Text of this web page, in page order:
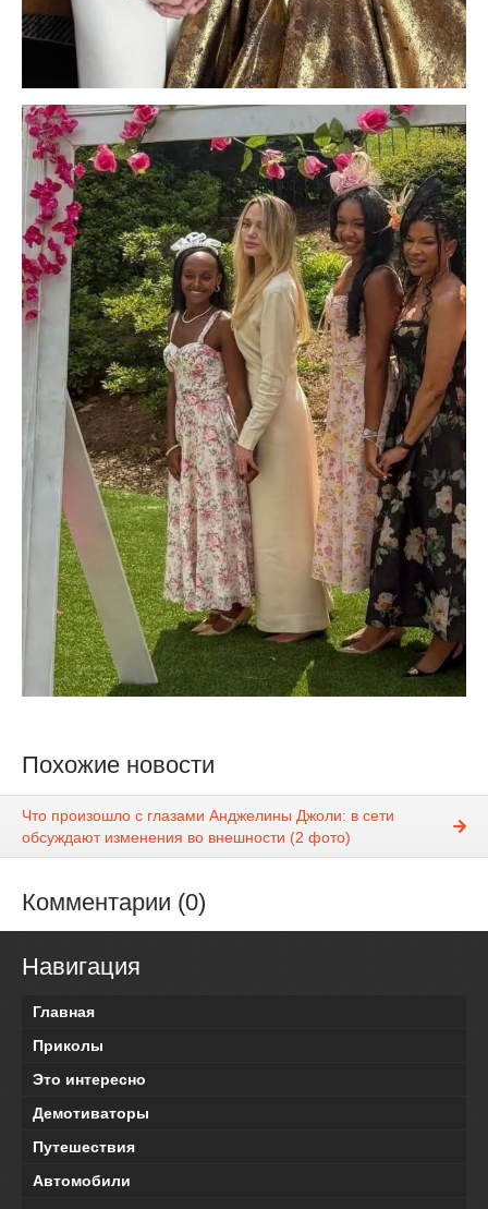
Похожие новости
Что произошло с глазами Анджелины Джоли: в сети
обсуждают изменения во внешности (2 фото)
Комментарии (0)
Навигация
Главная
Приколы
Это интересно
Демотиваторы
Путешествия
Автомобили